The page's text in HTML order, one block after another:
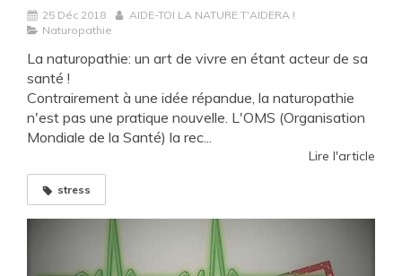
25 Déc 2018
AIDE-TOI LA NATURE T'AIDERA !
Naturopathie
La naturopathie: un art de vivre en étant acteur de sa
santé !
Contrairement à une idée répandue, la naturopathie
n'est pas une pratique nouvelle. L'OMS (Organisation
Mondiale de la Santé) la rec...
Lire l'article
stress